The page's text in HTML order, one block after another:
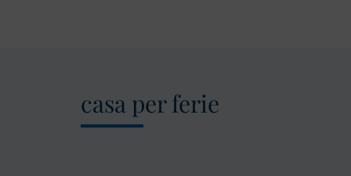
casa per ferie